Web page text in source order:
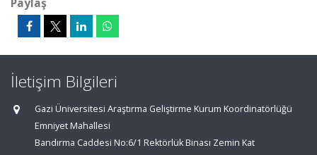
İletişim Bilgileri
Gazi Üniversitesi Araştırma Geliştirme Kurum Koordinatörlüğü
Emniyet Mahallesi
Bandırma Caddesi No:6/1 Rektörlük Binası Zemin Kat